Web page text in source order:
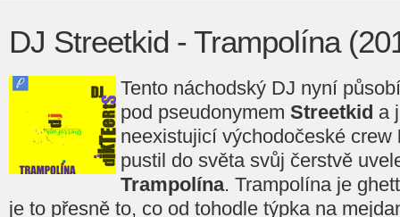
DJ Streetkid - Trampolína
Tento náchodský DJ nyní
pod pseudonymem Streetkid a
neexistujicí východočeské crew
pustil do světa svůj čerstvě
Trampolína. Trampolína je
je to přesně to, co od tohodle týpka na